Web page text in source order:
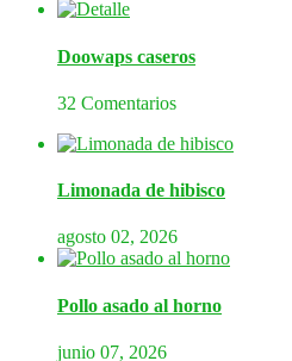
Doowaps caseros
32 Comentarios
Limonada de hibisco
agosto 02, 2026
Pollo asado al horno
junio 07, 2026